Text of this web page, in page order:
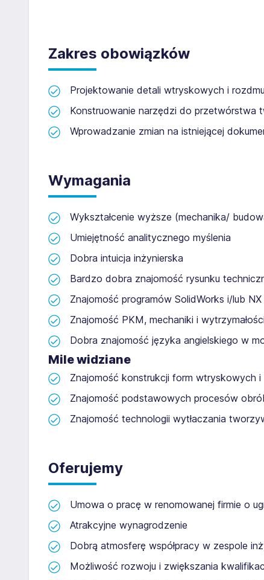
Zakres obowiązków
Projektowanie detali wtryskowych i
Konstruowanie narzędzi do przetwórstwa
Wprowadzanie zmian na istniejącej
Wymagania
Wykształcenie wyższe (mechanika/
Umiejętność analitycznego myślenia
Dobra intuicja inżynierska
Bardzo dobra znajomość rysunku
Znajomość programów SolidWorks i/lub NX
Znajomość PKM, mechaniki i
Dobra znajomość języka angielskiego w
Mile widziane
Znajomość konstrukcji form wtryskowych
Znajomość podstawowych procesów
Znajomość technologii wytłaczania
Oferujemy
Umowa o pracę w renomowanej firmie o
Atrakcyjne wynagrodzenie
Dobrą atmosferę współpracy w zespole
Możliwość rozwoju i zwiększania